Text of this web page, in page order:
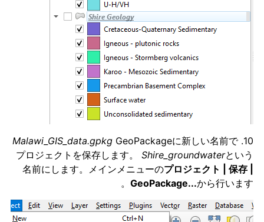
10.
Malawi_GIS_data.gpkg GeoPackageに新しい名前で
プロジェクトを保存します。 Shire_groundwaterという
名前にします。メインメニューのプロジェクト | 保存 |
GeoPackage...から行います。